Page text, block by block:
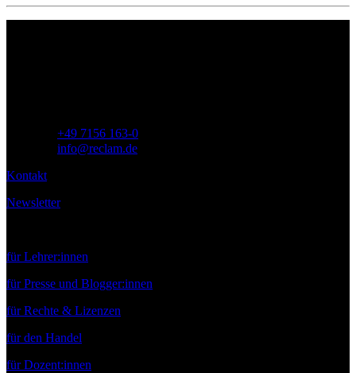
+49 7156 163-0
info@reclam.de
Kontakt
Newsletter
für Lehrer:innen
für Presse und Blogger:innen
für Rechte & Lizenzen
für den Handel
für Dozent:innen